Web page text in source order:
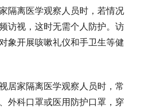
隔离医学观察人员时，若情况
访视，这时无需个人防护。访
象开展咳嗽礼仪和手卫生等健
居家隔离医学观察人员时，常
外科口罩或医用防护口罩，穿